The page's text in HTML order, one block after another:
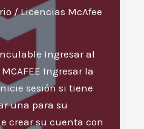
/Licencias McAfee
Ingresar al
Ingresar la
sesión si tiene
una para su
crear su cuenta con